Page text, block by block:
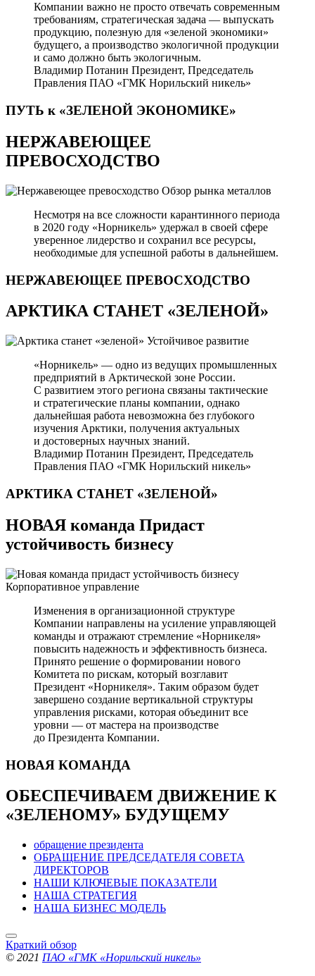
Компании важно не просто отвечать современным
требованиям, стратегическая задача — выпускать
продукцию, полезную для «зеленой экономики»
будущего, а производство экологичной продукции
и само должно быть экологичным.
Владимир Потанин Президент, Председатель
Правления ПАО «ГМК Норильский никель»
ПУТЬ к «ЗЕЛЕНОЙ ЭКОНОМИКЕ»
НЕРЖАВЕЮЩЕЕ
ПРЕВОСХОДСТВО
Обзор рынка металлов
Несмотря на все сложности карантинного периода
в 2020 году «Норникель» удержал в своей сфере
уверенное лидерство и сохранил все ресурсы,
необходимые для успешной работы в дальнейшем.
НЕРЖАВЕЮЩЕЕ ПРЕВОСХОДСТВО
АРКТИКА СТАНЕТ «ЗЕЛЕНОЙ»
Устойчивое развитие
«Норникель» — одно из ведущих промышленных
предприятий в Арктической зоне России.
С развитием этого региона связаны тактические
и стратегические планы компании, однако
дальнейшая работа невозможна без глубокого
изучения Арктики, получения актуальных
и достоверных научных знаний.
Владимир Потанин Президент, Председатель
Правления ПАО «ГМК Норильский никель»
АРКТИКА СТАНЕТ «ЗЕЛЕНОЙ»
НОВАЯ команда Придаст
устойчивость бизнесу
Корпоративное управление
Изменения в организационной структуре
Компании направлены на усиление управляющей
команды и отражают стремление «Норникеля»
повысить надежность и эффективность бизнеса.
Принято решение о формировании нового
Комитета по рискам, который возглавит
Президент «Норникеля». Таким образом будет
завершено создание вертикальной структуры
управления рисками, которая объединит все
уровни — от мастера на производстве
до Президента Компании.
НОВАЯ КОМАНДА
ОБЕСПЕЧИВАЕМ ДВИЖЕНИЕ К
«ЗЕЛЕНОМУ» БУДУЩЕМУ
обращение президента
ОБРАЩЕНИЕ ПРЕДСЕДАТЕЛЯ СОВЕТА
ДИРЕКТОРОВ
НАШИ КЛЮЧЕВЫЕ ПОКАЗАТЕЛИ
НАША СТРАТЕГИЯ
НАША БИЗНЕС МОДЕЛЬ
Краткий обзор
© 2021 ПАО «ГМК «Норильский никель»